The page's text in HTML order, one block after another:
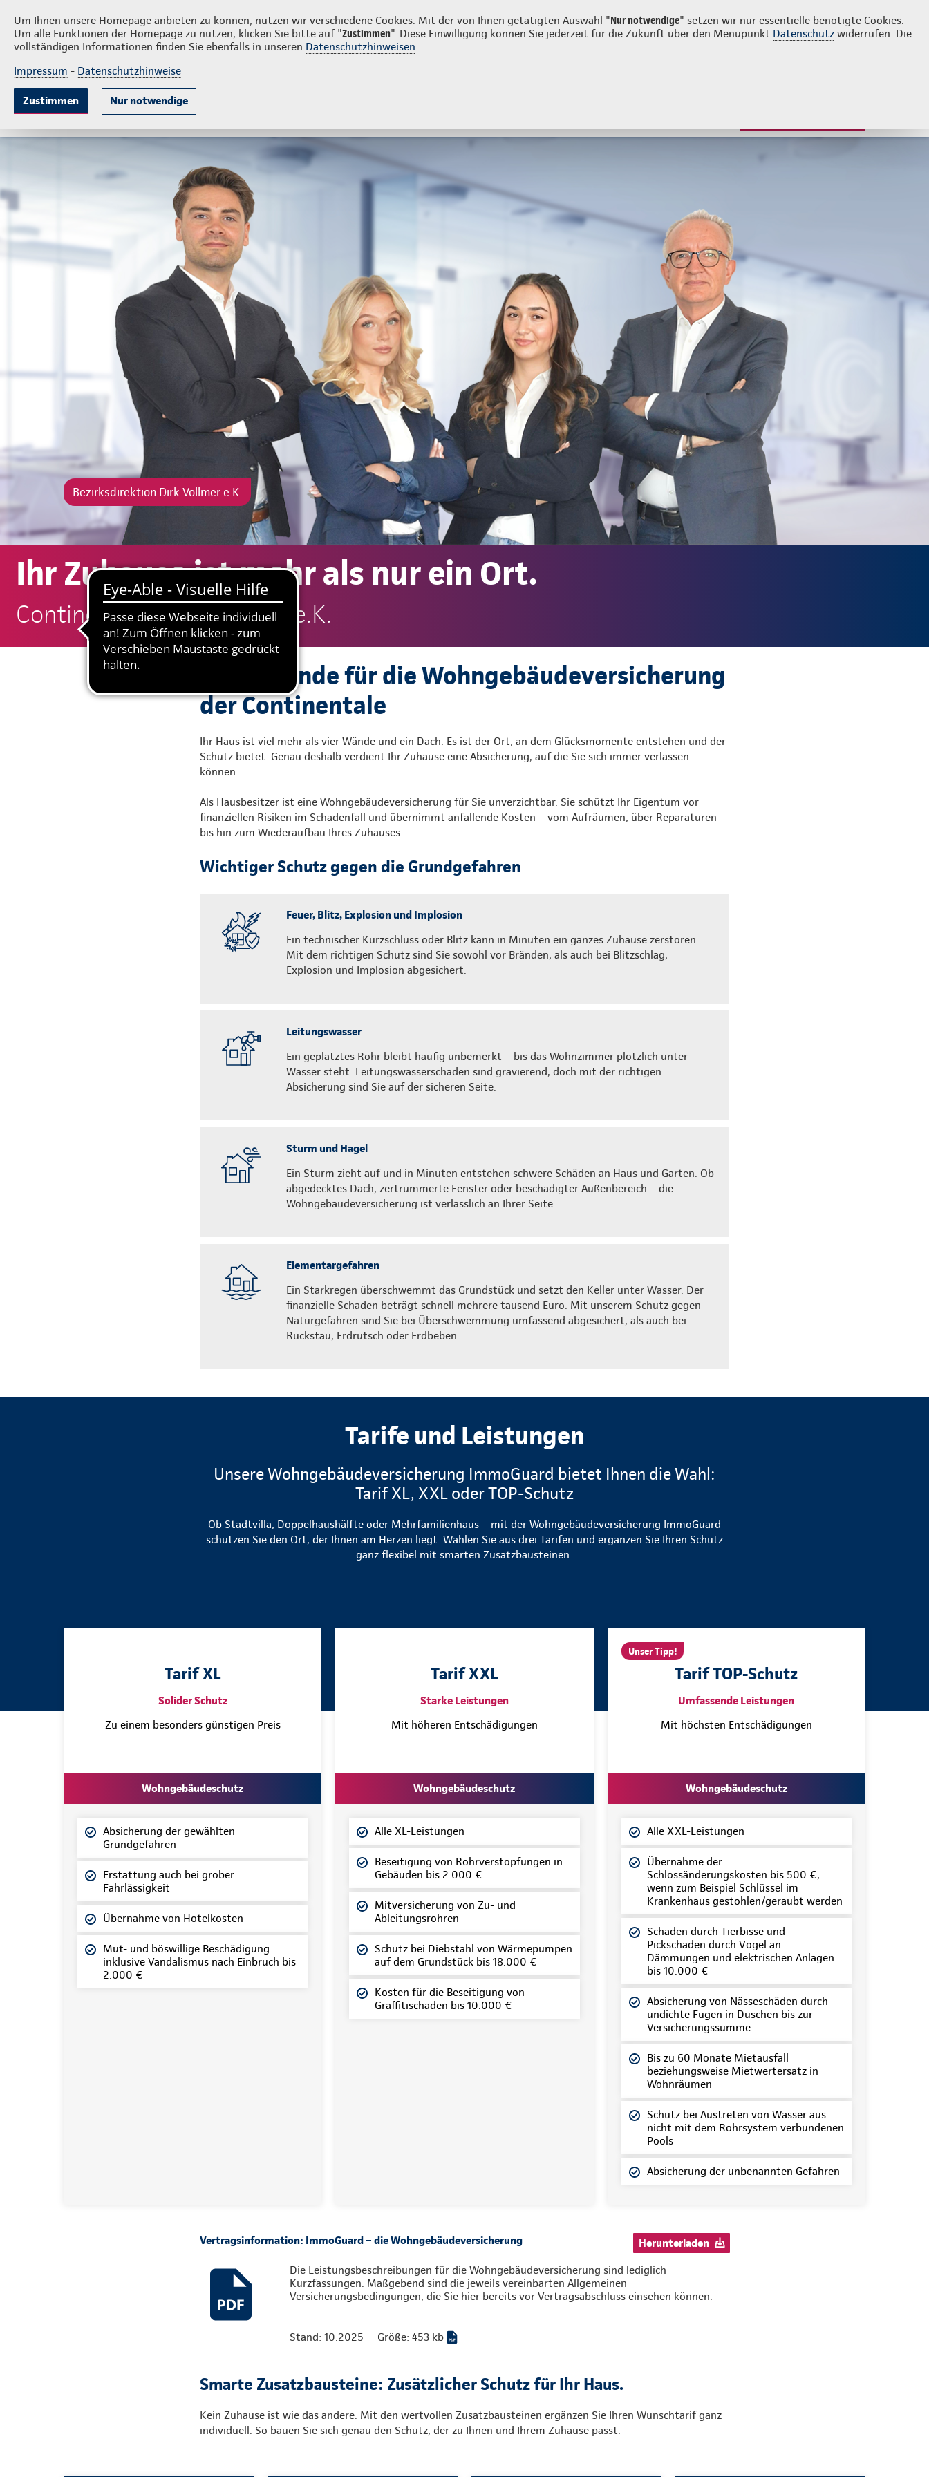
Um Ihnen unsere Homepage anbieten zu können, nutzen wir verschiedene Cookies. Mit der von Ihnen getätigten Auswahl "Nur notwendige" setzen wir nur essentielle benötigte Cookies.
Um alle Funktionen der Homepage zu nutzen, klicken Sie bitte auf "Zustimmen". Diese Einwilligung können Sie jederzeit für die Zukunft über den Menüpunkt Datenschutz widerrufen. Die
vollständigen Informationen finden Sie ebenfalls in unseren Datenschutzhinweisen.
Impressum - Datenschutzhinweise
Zustimmen Nur notwendige
Dirk Vollmer e.K. PrivatkundenFirmenkunden Login Kontakt 0521 946330
KrankenversicherungLebensversicherung
Bezirksdirektion Dirk Vollmer e.K.
Ihr Zuhause ist mehr als nur ein Ort.
Continentale: Dirk Vollmer e.K.
Gute Gründe für die Wohngebäudeversicherung
der Continentale
Ihr Haus ist viel mehr als vier Wände und ein Dach. Es ist der Ort, an dem Glücksmomente entstehen und der
Schutz bietet. Genau deshalb verdient Ihr Zuhause eine Absicherung, auf die Sie sich immer verlassen
können.
Als Hausbesitzer ist eine Wohngebäudeversicherung für Sie unverzichtbar. Sie schützt Ihr Eigentum vor
finanziellen Risiken im Schadenfall und übernimmt anfallende Kosten – vom Aufräumen, über Reparaturen
bis hin zum Wiederaufbau Ihres Zuhauses.
Wichtiger Schutz gegen die Grundgefahren
Feuer, Blitz, Explosion und Implosion
Ein technischer Kurzschluss oder Blitz kann in Minuten ein ganzes Zuhause zerstören.
Mit dem richtigen Schutz sind Sie sowohl vor Bränden, als auch bei Blitzschlag,
Explosion und Implosion abgesichert.
Leitungswasser
Ein geplatztes Rohr bleibt häufig unbemerkt – bis das Wohnzimmer plötzlich unter
Wasser steht. Leitungswasserschäden sind gravierend, doch mit der richtigen
Absicherung sind Sie auf der sicheren Seite.
Sturm und Hagel
Ein Sturm zieht auf und in Minuten entstehen schwere Schäden an Haus und Garten. Ob
abgedecktes Dach, zertrümmerte Fenster oder beschädigter Außenbereich – die
Wohngebäudeversicherung ist verlässlich an Ihrer Seite.
Elementargefahren
Ein Starkregen überschwemmt das Grundstück und setzt den Keller unter Wasser. Der
finanzielle Schaden beträgt schnell mehrere tausend Euro. Mit unserem Schutz gegen
Naturgefahren sind Sie bei Überschwemmung umfassend abgesichert, als auch bei
Rückstau, Erdrutsch oder Erdbeben.
Tarife und Leistungen
Unsere Wohngebäudeversicherung ImmoGuard bietet Ihnen die Wahl:
Tarif XL, XXL oder TOP-Schutz
Ob Stadtvilla, Doppelhaushälfte oder Mehrfamilienhaus – mit der Wohngebäudeversicherung ImmoGuard
schützen Sie den Ort, der Ihnen am Herzen liegt. Wählen Sie aus drei Tarifen und ergänzen Sie Ihren Schutz
ganz flexibel mit smarten Zusatzbausteinen.
Tarif XL
Solider Schutz
Zu einem besonders günstigen Preis
Wohngebäudeschutz
Absicherung der gewählten
Grundgefahren
Erstattung auch bei grober
Fahrlässigkeit
Übernahme von Hotelkosten
Mut- und böswillige Beschädigung
inklusive Vandalismus nach Einbruch bis
2.000 €
Tarif XXL
Starke Leistungen
Mit höheren Entschädigungen
Wohngebäudeschutz
Alle XL-Leistungen
Beseitigung von Rohrverstopfungen in
Gebäuden bis 2.000 €
Mitversicherung von Zu- und
Ableitungsrohren
Schutz bei Diebstahl von Wärmepumpen
auf dem Grundstück bis 18.000 €
Kosten für die Beseitigung von
Graffitischäden bis 10.000 €
Unser Tipp!
Tarif TOP-Schutz
Umfassende Leistungen
Mit höchsten Entschädigungen
Wohngebäudeschutz
Alle XXL-Leistungen
Übernahme der
Schlossänderungskosten bis 500 €,
wenn zum Beispiel Schlüssel im
Krankenhaus gestohlen/geraubt werden
Schäden durch Tierbisse und
Pickschäden durch Vögel an
Dämmungen und elektrischen Anlagen
bis 10.000 €
Absicherung von Nässeschäden durch
undichte Fugen in Duschen bis zur
Versicherungssumme
Bis zu 60 Monate Mietausfall
beziehungsweise Mietwertersatz in
Wohnräumen
Schutz bei Austreten von Wasser aus
nicht mit dem Rohrsystem verbundenen
Pools
Absicherung der unbenannten Gefahren
Vertragsinformation: ImmoGuard – die Wohngebäudeversicherung Herunterladen
Die Leistungsbeschreibungen für die Wohngebäudeversicherung sind lediglich
Kurzfassungen. Maßgebend sind die jeweils vereinbarten Allgemeinen
Versicherungsbedingungen, die Sie hier bereits vor Vertragsabschluss einsehen können.
Stand: 10.2025 Größe: 453 kb
Smarte Zusatzbausteine: Zusätzlicher Schutz für Ihr Haus.
Kein Zuhause ist wie das andere. Mit den wertvollen Zusatzbausteinen ergänzen Sie Ihren Wunschtarif ganz
individuell. So bauen Sie sich genau den Schutz, der zu Ihnen und Ihrem Zuhause passt.